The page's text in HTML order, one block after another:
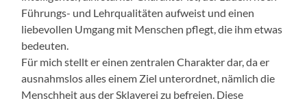
Führungs- und Lehrqualitäten aufweist und einen
liebevollen Umgang mit Menschen pflegt, die ihm etwas
bedeuten.
Für mich stellt er einen zentralen Charakter dar, da er
ausnahmslos alles einem Ziel unterordnet, nämlich die
Menschheit aus der Sklaverei zu befreien. Diese